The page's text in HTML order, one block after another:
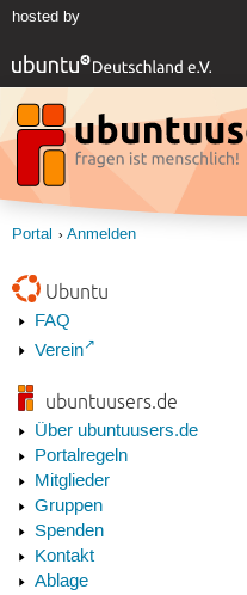
hosted by
Portal Anmelden
Ubuntu
FAQ
Verein
ubuntuusers.de
Über ubuntuusers.de
Portalregeln
Mitglieder
Gruppen
Spenden
Kontakt
Ablage